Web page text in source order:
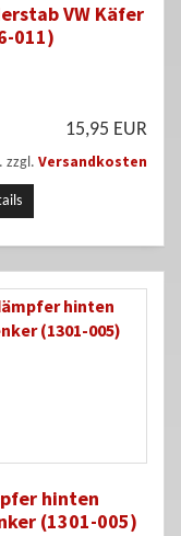
VW Käfer
011)
15,95 EUR
zzgl. Versandkosten
hinten
(1301-005)